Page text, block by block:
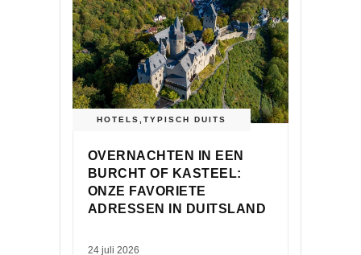
HOTELS TYPISCH DUITS
OVERNACHTEN IN EEN
BURCHT OF KASTEEL:
ONZE FAVORIETE
ADRESSEN IN DUITSLAND
24 juli 2026